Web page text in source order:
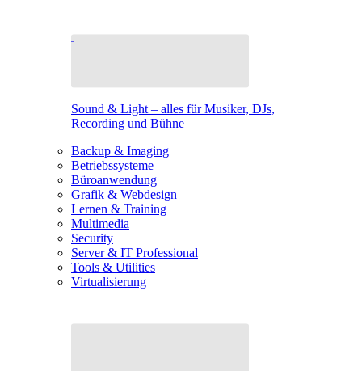
Sound & Light – alles für Musiker, DJs,
Recording und Bühne
Backup & Imaging
Betriebssysteme
Büroanwendung
Grafik & Webdesign
Lernen & Training
Multimedia
Security
Server & IT Professional
Tools & Utilities
Virtualisierung